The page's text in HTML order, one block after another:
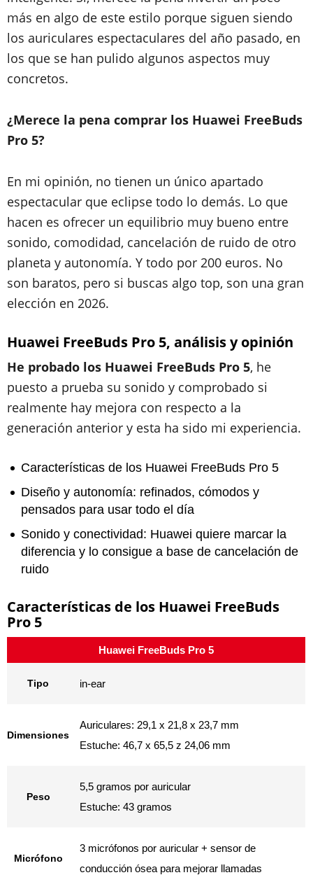
más en algo de este estilo porque siguen siendo
los auriculares espectaculares del año pasado, en
los que se han pulido algunos aspectos muy
concretos.
¿Merece la pena comprar los Huawei FreeBuds
Pro 5?
En mi opinión, no tienen un único apartado
espectacular que eclipse todo lo demás. Lo que
hacen es ofrecer un equilibrio muy bueno entre
sonido, comodidad, cancelación de ruido de otro
planeta y autonomía. Y todo por 200 euros. No
son baratos, pero si buscas algo top, son una gran
elección en 2026.
Huawei FreeBuds Pro 5, análisis y opinión
He probado los Huawei FreeBuds Pro 5, he
puesto a prueba su sonido y comprobado si
realmente hay mejora con respecto a la
generación anterior y esta ha sido mi experiencia.
Características de los Huawei FreeBuds Pro 5
Diseño y autonomía: refinados, cómodos y
pensados para usar todo el día
​Sonido y conectividad: Huawei quiere marcar la
diferencia y lo consigue a base de cancelación de
ruido
Características de los Huawei FreeBuds
Pro 5
Huawei FreeBuds Pro 5
Tipo in-ear
Dimensiones
Auriculares: 29,1 x 21,8 x 23,7 mm
Estuche: 46,7 x 65,5 z 24,06 mm
Peso
5,5 gramos por auricular
​Estuche: 43 gramos
Micrófono
3 micrófonos por auricular + sensor de
conducción ósea para mejorar llamadas